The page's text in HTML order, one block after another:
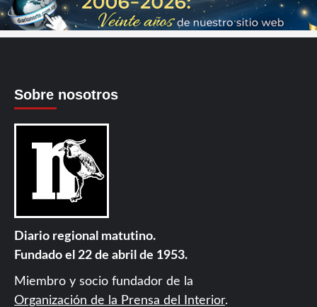
Sobre nosotros
Diario regional matutino.
Fundado el 22 de abril de 1953.
Miembro y socio fundador de la
Organización de la Prensa del Interior.